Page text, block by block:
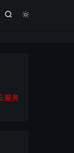


服务